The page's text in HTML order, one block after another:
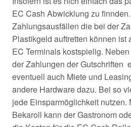
EC Cash Abwicklung zu
Zahlungsausfällen die bei der
Plastikgeld auftretten können ist
EC Terminals kostspielig.
der Zahlungen der Gutschriften
eventuell auch Miete und
andere Hardware dazu. Bei so
jede Einsparmöglichkeit nutzen.
Bekaroll kann der Gastronom